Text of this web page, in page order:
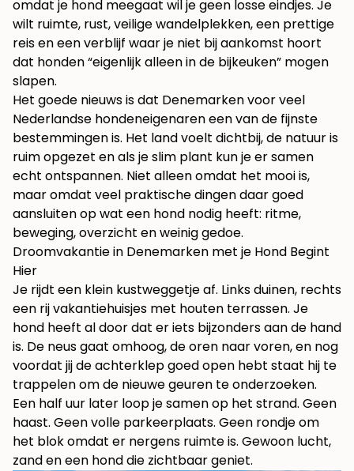
omdat je hond meegaat wil je geen losse eindjes. Je
wilt ruimte, rust, veilige wandelplekken, een prettige
reis en een verblijf waar je niet bij aankomst hoort
dat honden “eigenlijk alleen in de bijkeuken” mogen
slapen.
Het goede nieuws is dat Denemarken voor veel
Nederlandse hondeneigenaren een van de fijnste
bestemmingen is. Het land voelt dichtbij, de natuur is
ruim opgezet en als je slim plant kun je er samen
echt ontspannen. Niet alleen omdat het mooi is,
maar omdat veel praktische dingen daar goed
aansluiten op wat een hond nodig heeft: ritme,
beweging, overzicht en weinig gedoe.
Droomvakantie in Denemarken met je Hond Begint
Hier
Je rijdt een klein kustweggetje af. Links duinen, rechts
een rij vakantiehuisjes met houten terrassen. Je
hond heeft al door dat er iets bijzonders aan de hand
is. De neus gaat omhoog, de oren naar voren, en nog
voordat jij de achterklep goed open hebt staat hij te
trappelen om de nieuwe geuren te onderzoeken.
Een half uur later loop je samen op het strand. Geen
haast. Geen volle parkeerplaats. Geen rondje om
het blok omdat er nergens ruimte is. Gewoon lucht,
zand en een hond die zichtbaar geniet.